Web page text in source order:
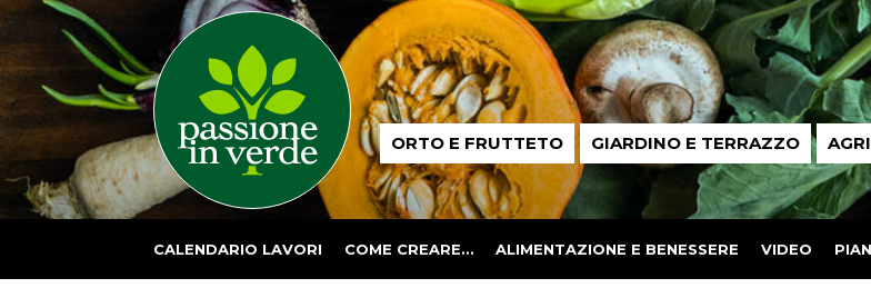
Passione
in ORTO E FRUTTETO GIARDINO E TERRAZZO
CALENDARIO LAVORI COME CREARE… ALIMENTAZIONE E BENESSERE VIDEO